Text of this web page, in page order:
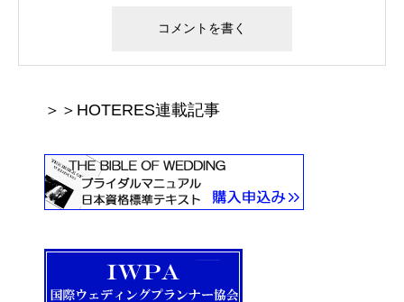
＞＞HOTERES連載記事